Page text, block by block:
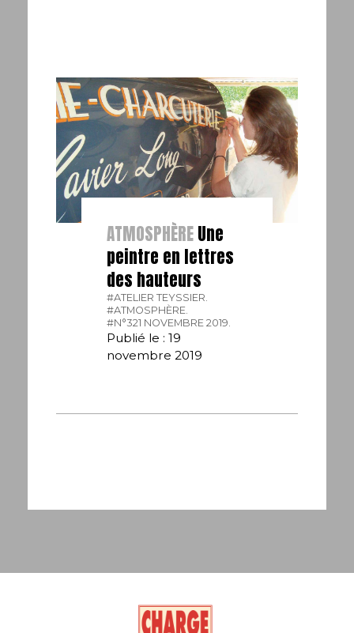
ATMOSPHÈREUne
peintre en lettres
des hauteurs
#ATELIER TEYSSIER.
#ATMOSPHÈRE.
#N°321 NOVEMBRE 2019.
Publié le : 19
novembre 2019